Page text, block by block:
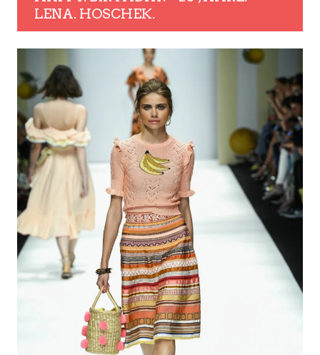
LENA. HOSCHEK.